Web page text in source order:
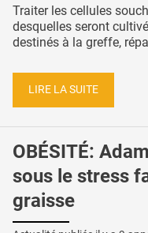
Traiter les cellules
desquelles seront
destinés à la greffe,
LIRE LA SUITE
OBÉSITÉ:
sous le stress
graisse